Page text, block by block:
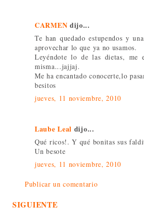
CARMEN dijo...
Te han quedado estupendos y
aprovechar lo que ya no usamos.
Leyéndote lo de las dietas, me
misma...jajjaj.
Me ha encantado conocerte,lo
besitos
jueves, 11 noviembre, 2010
Laube Leal dijo...
Qué ricos!. Y qué bonitas sus
Un besote
jueves, 11 noviembre, 2010
Publicar un comentario
SIGUIENTE